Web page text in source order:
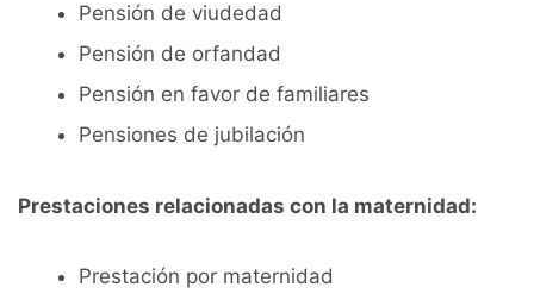
Pensión de viudedad
Pensión de orfandad
Pensión en favor de familiares
Pensiones de jubilación
Prestaciones relacionadas con la maternidad:
Prestación por maternidad